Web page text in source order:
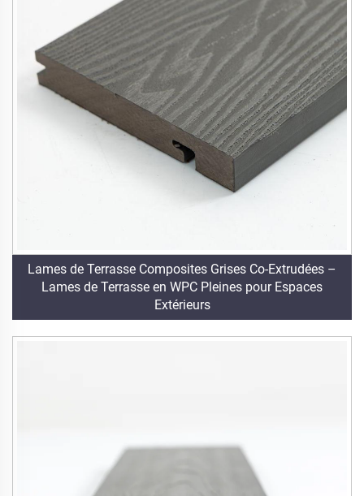
Lames de Terrasse Composites Grises Co-Extrudées –
Lames de Terrasse en WPC Pleines pour Espaces
Extérieurs